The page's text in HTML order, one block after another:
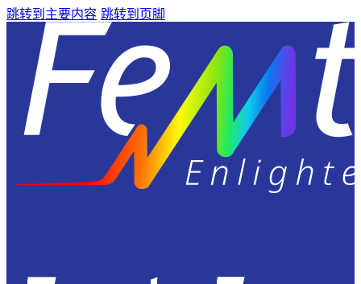
跳转到主要内容 跳转到页脚